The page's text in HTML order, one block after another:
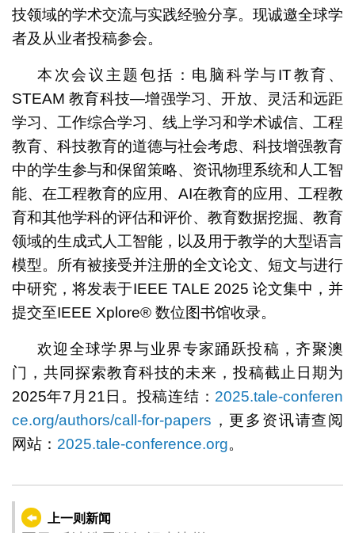
技领域的学术交流与实践经验分享。现诚邀全球学
者及从业者投稿参会。
本次会议主题包括：电脑科学与IT教育、
STEAM 教育科技—增强学习、开放、灵活和远距
学习、工作综合学习、线上学习和学术诚信、工程
教育、科技教育的道德与社会考虑、科技增强教育
中的学生参与和保留策略、资讯物理系统和人工智
能、在工程教育的应用、AI在教育的应用、工程教
育和其他学科的评估和评价、教育数据挖掘、教育
领域的生成式人工智能，以及用于教学的大型语言
模型。所有被接受并注册的全文论文、短文与进行
中研究，将发表于IEEE TALE 2025 论文集中，并
提交至IEEE Xplore® 数位图书馆收录。
欢迎全球学界与业界专家踊跃投稿，齐聚澳
门，共同探索教育科技的未来，投稿截止日期为
2025年7月21日。投稿连结： 2025.tale-conferen
ce.org/authors/call-for-papers ，更多资讯请查阅
网站： 2025.tale-conference.org。
上一则新闻